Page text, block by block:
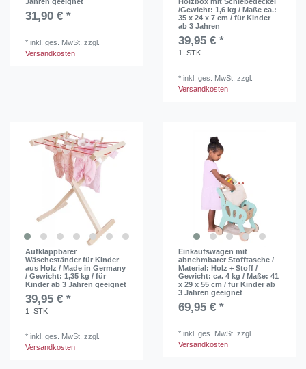
31,90 € *
*inkl. ges. MwSt. zzgl.
Versandkosten
/Gewicht: 1,6 kg / Maße ca.:
35 x 24 x 7 cm / für Kinder
ab 3 Jahren
39,95 € *
1 STK
*inkl. ges. MwSt. zzgl.
Versandkosten
Aufklappbarer
Wäscheständer für Kinder
aus Holz / Made in Germany
/ Gewicht: 1,35 kg / für
Kinder ab 3 Jahren geeignet
39,95 € *
1 STK
*inkl. ges. MwSt. zzgl.
Versandkosten
Einkaufswagen mit
abnehmbarer Stofftasche /
Material: Holz + Stoff /
Gewicht: ca. 4 kg / Maße: 41
x 29 x 55 cm / für Kinder ab
3 Jahren geeignet
69,95 € *
*inkl. ges. MwSt. zzgl.
Versandkosten